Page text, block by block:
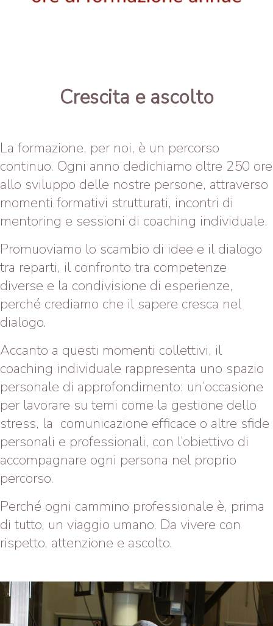
Crescita e ascolto
La formazione, per noi, è un percorso
continuo. Ogni anno dedichiamo oltre 250 ore
allo sviluppo delle nostre persone, attraverso
momenti formativi strutturati, incontri di
mentoring e sessioni di coaching individuale.
Promuoviamo lo scambio di idee e il dialogo
tra reparti, il confronto tra competenze
diverse e la condivisione di esperienze,
perché crediamo che il sapere cresca nel
dialogo.
Accanto a questi momenti collettivi, il
coaching individuale rappresenta uno spazio
personale di approfondimento: un’occasione
per lavorare su temi come la gestione dello
stress, la comunicazione efficace o altre sfide
personali e professionali, con l’obiettivo di
accompagnare ogni persona nel proprio
percorso.
Perché ogni cammino professionale è, prima
di tutto, un viaggio umano. Da vivere con
rispetto, attenzione e ascolto.